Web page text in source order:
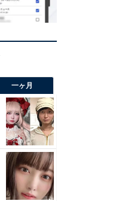
一ヶ月